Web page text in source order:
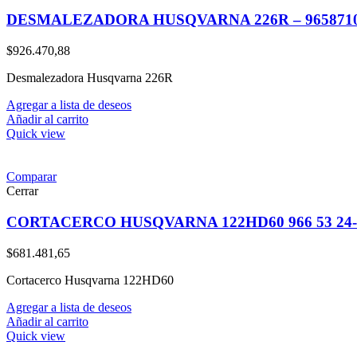
DESMALEZADORA HUSQVARNA 226R –
$926.470,88
Desmalezadora Husqvarna 226R
Agregar a lista de deseos
Añadir al carrito
Quick view
Comparar
Cerrar
CORTACERCO HUSQVARNA 122HD60 966 53 24-
$681.481,65
Cortacerco Husqvarna 122HD60
Agregar a lista de deseos
Añadir al carrito
Quick view